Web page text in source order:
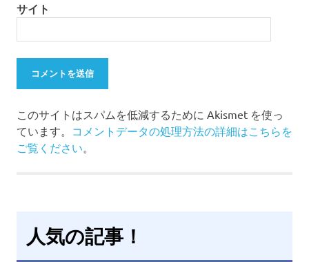
サイト
このサイトはスパムを低減するために Akismet を使っ
ています。 コメントデータの処理方法の詳細はこちらを
ご覧ください。
人気の記事！